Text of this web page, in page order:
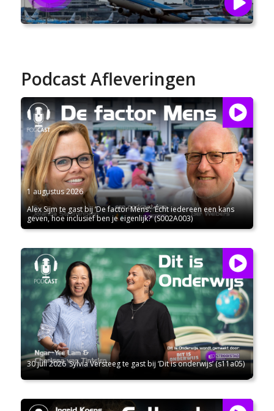
Podcast Afleveringen
1 augustus 2026
Alex Sijm te gast bij ‘De factor Mens’: ‘Écht iedereen een kans
geven, hoe inclusief ben je eigenlijk?’ (S002A003)
30 juli 2026 Sylvia Versteeg te gast bij ‘Dit is onderwijs’ (s11a05)